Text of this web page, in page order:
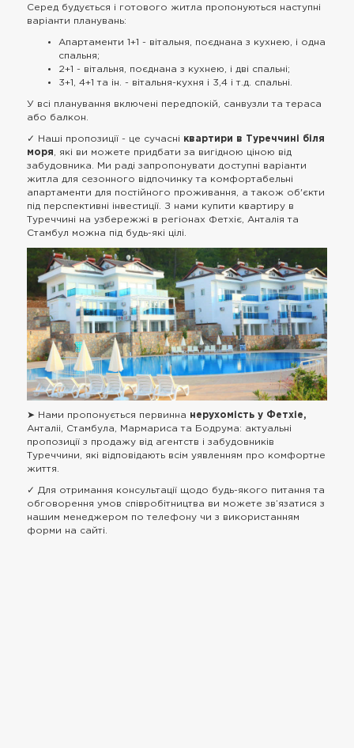
Серед будується і готового житла пропонуються наступні
варіанти планувань:
Апартаменти 1+1 - вітальня, поєднана з кухнею, і одна
спальня;
2+1 - вітальня, поєднана з кухнею, і дві спальні;
3+1, 4+1 та ін. - вітальня-кухня і 3,4 і т.д. спальні.
У всі планування включені передпокій, санвузли та тераса
або балкон.
✓ Наші пропозиції - це сучасні квартири в Туреччині біля
моря, які ви можете придбати за вигідною ціною від
забудовника. Ми раді запропонувати доступні варіанти
житла для сезонного відпочинку та комфортабельні
апартаменти для постійного проживання, а також об'єкти
під перспективні інвестиції. З нами купити квартиру в
Туреччині на узбережжі в регіонах Фетхіє, Анталія та
Стамбул можна під будь-які цілі.
➤ Нами пропонується первинна нерухомість у Фетхіе,
Анталіі, Стамбула, Мармариса та Бодрума: актуальні
пропозиції з продажу від агентств і забудовників
Туреччини, які відповідають всім уявленням про комфортне
життя.
✓ Для отримання консультації щодо будь-якого питання та
обговорення умов співробітництва ви можете зв’язатися з
нашим менеджером по телефону чи з використанням
форми на сайті.